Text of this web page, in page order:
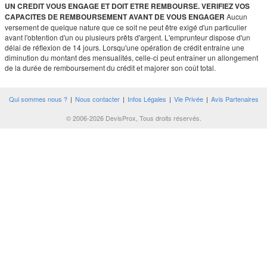
UN CREDIT VOUS ENGAGE ET DOIT ETRE REMBOURSE. VERIFIEZ VOS
CAPACITES DE REMBOURSEMENT AVANT DE VOUS ENGAGER Aucun
versement de quelque nature que ce soit ne peut être exigé d'un particulier
avant l'obtention d'un ou plusieurs prêts d'argent. L'emprunteur dispose d'un
délai de réflexion de 14 jours. Lorsqu'une opération de crédit entraine une
diminution du montant des mensualités, celle-ci peut entraîner un allongement
de la durée de remboursement du crédit et majorer son coût total.
Qui sommes nous ? | Nous contacter | Infos Légales | Vie Privée | Avis Partenaires
© 2006-2026 DevisProx, Tous droits réservés.